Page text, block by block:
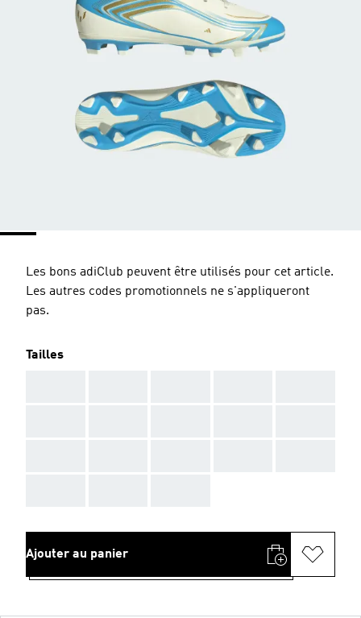
Les bons adiClub peuvent être utilisés pour cet article.
Les autres codes promotionnels ne s'appliqueront
pas.
Tailles
Ajouter au panier